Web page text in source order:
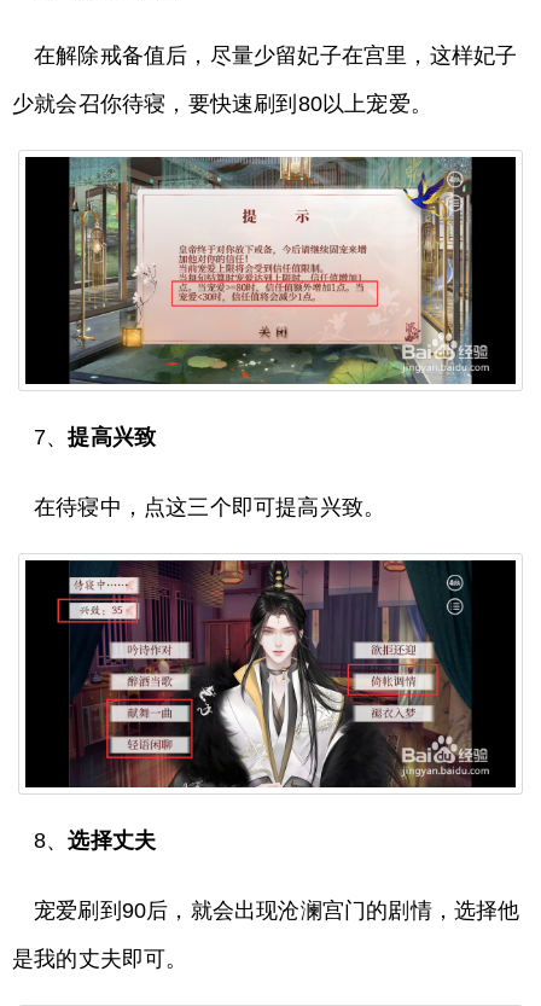
在解除戒备值后，尽量少留妃子在宫里，这样妃子
少就会召你待寝，要快速刷到80以上宠爱。
7、提高兴致
在待寝中，点这三个即可提高兴致。
8、选择丈夫
宠爱刷到90后，就会出现沧澜宫门的剧情，选择他
是我的丈夫即可。